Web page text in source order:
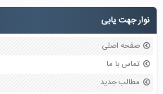
نوار جهت یابی
صفحه اصلی
تماس با ما
مطالب جدید